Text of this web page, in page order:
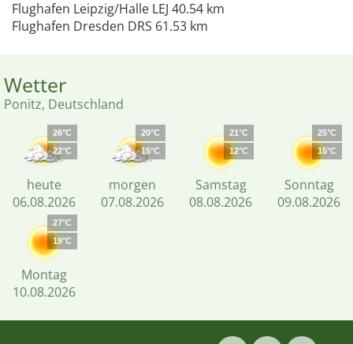
Flughafen Leipzig/Halle LEJ 40.54 km
Flughafen Dresden DRS 61.53 km
Wetter
Ponitz, Deutschland
26°C
22°C
heute
06.08.2026
20°C
15°C
morgen
07.08.2026
21°C
12°C
Samstag
08.08.2026
25°C
15°C
Sonntag
09.08.2026
27°C
19°C
Montag
10.08.2026